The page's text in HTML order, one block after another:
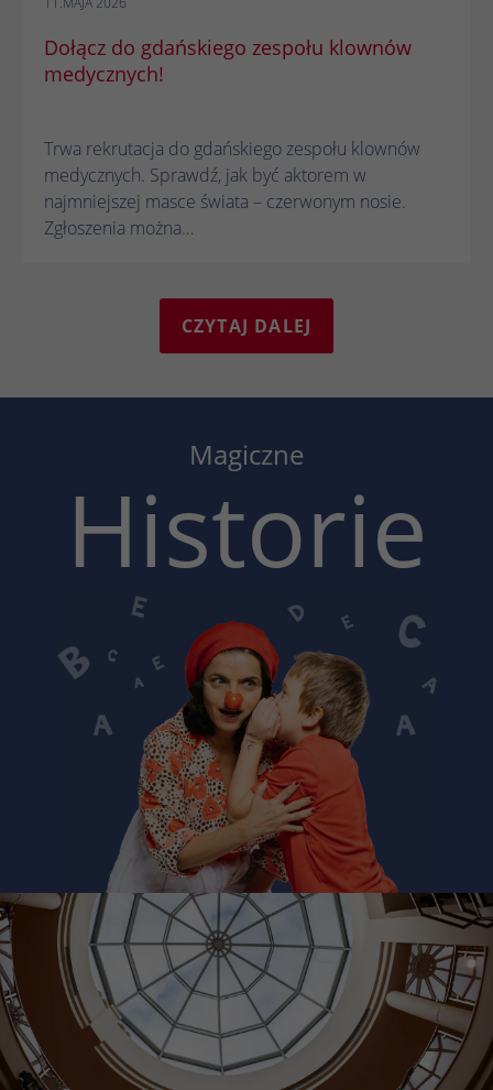
Dołącz do gdańskiego zespołu klownów
medycznych!
Trwa rekrutacja do gdańskiego zespołu klownów
medycznych. Sprawdź, jak być aktorem w
najmniejszej masce świata – czerwonym nosie.
Zgłoszenia można…
CZYTAJ DALEJ
Magiczne
Historie